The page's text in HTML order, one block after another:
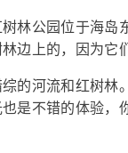
林公园位于海
边上的，因为它
的河流和红树
是不错的体验